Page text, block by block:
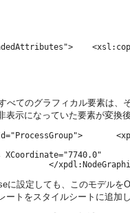
べてのグラフィカル要素は
表示になっていた要素が変
XCoordinate="7740.0"
に設定しても、このモデル
ートをスタイルシートに追加